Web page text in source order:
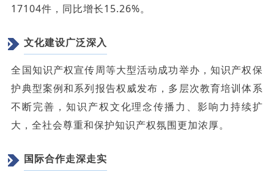
17104件，同比增长15.26%。
文化建设广泛深入
全国知识产权宣传周等大型活动成功举办，知识产权保
护典型案例和系列报告权威发布，多层次教育培训体系
不断完善，知识产权文化理念传播力、影响力持续扩
大，全社会尊重和保护知识产权氛围更加浓厚。
国际合作走深走实